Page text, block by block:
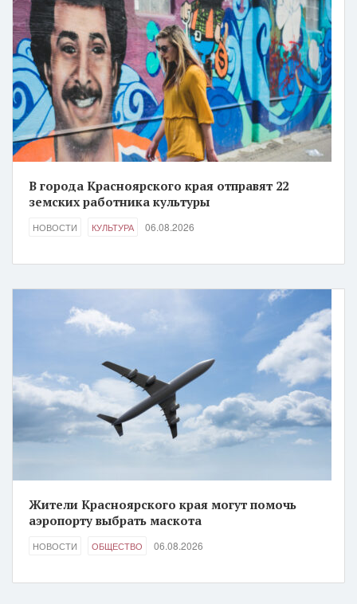
В города Красноярского края отправят 22
земских работника культуры
НОВОСТИ КУЛЬТУРА 06.08.2026
Жители Красноярского края могут помочь
аэропорту выбрать маскота
НОВОСТИ ОБЩЕСТВО 06.08.2026